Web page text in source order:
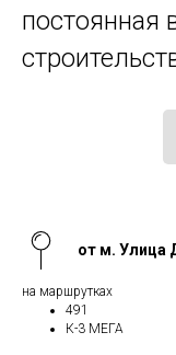
постоянная
от м. Улица
на маршрутках
491
К-3 МЕГА